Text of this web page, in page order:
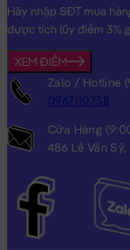
Hãy nhập SĐT mua
được tích lũy điểm 3%
XEM ĐIỂM
Zalo / Hotline
0967110738
Cửa Hàng
486 Lê Văn Sỹ,